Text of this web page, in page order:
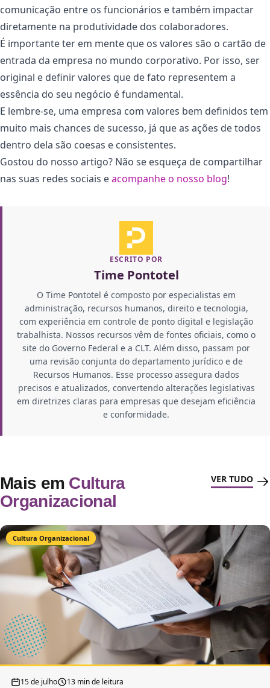
comunicação entre os funcionários e também impactar
diretamente na produtividade dos colaboradores.
É importante ter em mente que os valores são o cartão de
entrada da empresa no mundo corporativo. Por isso, ser
original e definir valores que de fato representem a
essência do seu negócio é fundamental.
E lembre-se, uma empresa com valores bem definidos tem
muito mais chances de sucesso, já que as ações de todos
dentro dela são coesas e consistentes.
Gostou do nosso artigo? Não se esqueça de compartilhar
nas suas redes sociais eacompanhe o nosso blog!
ESCRITO POR
Time Pontotel
O Time Pontotel é composto por especialistas em
administração, recursos humanos, direito e tecnologia,
com experiência em controle de ponto digital e legislação
trabalhista. Nossos recursos vêm de fontes oficiais, como o
site do Governo Federal e a CLT. Além disso, passam por
uma revisão conjunta do departamento jurídico e de
Recursos Humanos. Esse processo assegura dados
precisos e atualizados, convertendo alterações legislativas
em diretrizes claras para empresas que desejam eficiência
e conformidade.
Mais em Cultura
Organizacional
VER TUDO
Cultura Organizacional
15 de julho 13 min de leitura